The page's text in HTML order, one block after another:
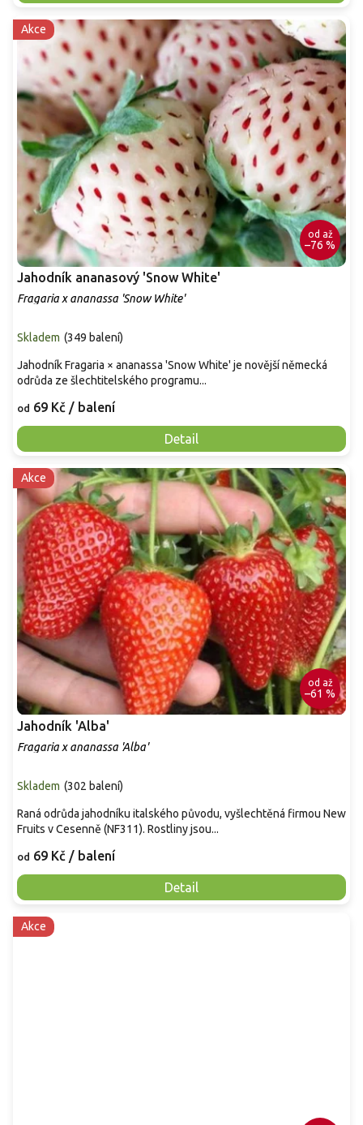
Akce
od až
–76 %
Jahodník ananasový 'Snow White'
Fragaria x ananassa 'Snow White'
Skladem (349 balení)
od 69 Kč / balení
Detail
Jahodník Fragaria × ananassa 'Snow White' je novější německá
odrůda ze šlechtitelského programu...
Akce
od až
–61 %
Jahodník 'Alba'
Fragaria x ananassa 'Alba'
Skladem (302 balení)
od 69 Kč / balení
Detail
Raná odrůda jahodníku italského původu, vyšlechtěná firmou New
Fruits v Cesenně (NF311). Rostliny jsou...
Akce